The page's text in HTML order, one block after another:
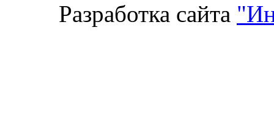
Разработка сайта